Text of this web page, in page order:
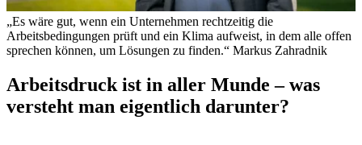
„Es wäre gut, wenn ein Unternehmen rechtzeitig die
Arbeitsbedingungen prüft und ein Klima aufweist, in dem alle offen
sprechen können, um Lösungen zu finden.“ Markus Zahradnik
Arbeitsdruck ist in aller Munde – was
versteht man eigentlich darunter?